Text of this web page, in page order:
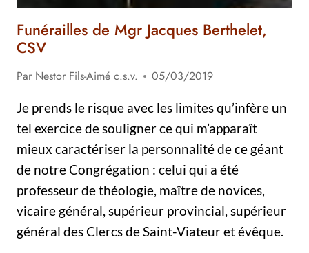
Funérailles de Mgr Jacques Berthelet,
CSV
Par Nestor Fils-Aimé c.s.v.
05/03/2019
Je prends le risque avec les limites qu’infère un
tel exercice de souligner ce qui m’apparaît
mieux caractériser la personnalité de ce géant
de notre Congrégation : celui qui a été
professeur de théologie, maître de novices,
vicaire général, supérieur provincial, supérieur
général des Clercs de Saint-Viateur et évêque.